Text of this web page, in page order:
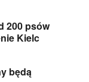
200 psów
Kielc
będą